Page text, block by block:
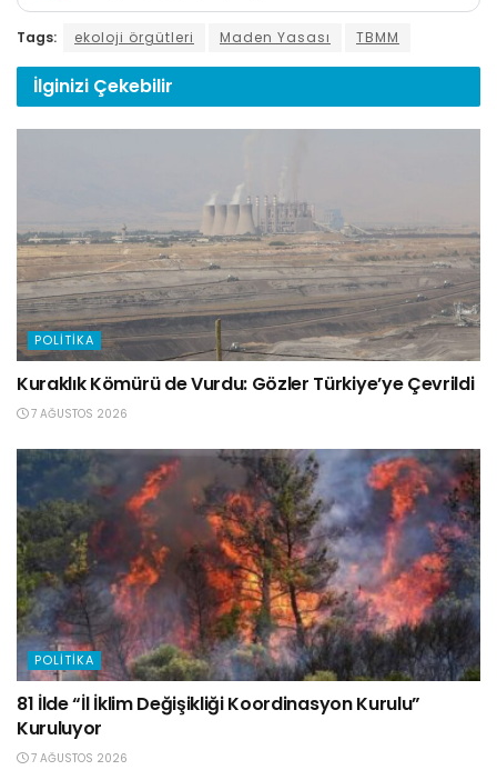
Tags: ekoloji örgütleri Maden Yasası TBMM
İlginizi Çekebilir
POLITIKA
Kuraklık Kömürü de Vurdu: Gözler Türkiye’ye Çevrildi
7 AĞUSTOS 2026
POLITIKA
81 İlde “İl İklim Değişikliği Koordinasyon Kurulu”
Kuruluyor
7 AĞUSTOS 2026